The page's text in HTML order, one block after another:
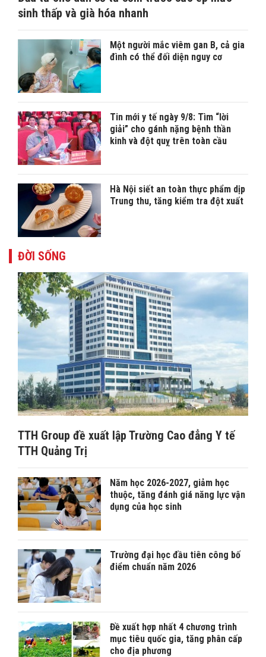
sinh thấp và già hóa nhanh
Một người mắc viêm gan B, cả gia
đình có thể đối diện nguy cơ
Tin mới y tế ngày 9/8: Tìm “lời
giải” cho gánh nặng bệnh thần
kinh và đột quỵ trên toàn cầu
Hà Nội siết an toàn thực phẩm dịp
Trung thu, tăng kiểm tra đột xuất
ĐỜI SỐNG
TTH Group đề xuất lập Trường Cao đẳng Y tế
TTH Quảng Trị
Năm học 2026-2027, giảm học
thuộc, tăng đánh giá năng lực vận
dụng của học sinh
Trường đại học đầu tiên công bố
điểm chuẩn năm 2026
Đề xuất hợp nhất 4 chương trình
mục tiêu quốc gia, tăng phân cấp
cho địa phương